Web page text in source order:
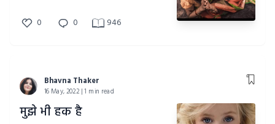
0 0 946
Bhavna Thaker
16 May, 2022 | 1 min read
मुझे भी हक है